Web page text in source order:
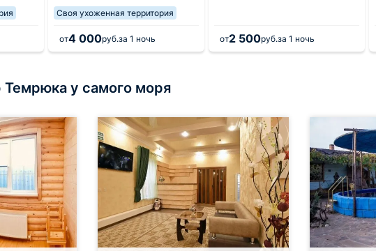
Своя ухоженная территория
от4 000руб.за 1 ночь от2 500руб.за 1 ночь
Темрюка у самого моря